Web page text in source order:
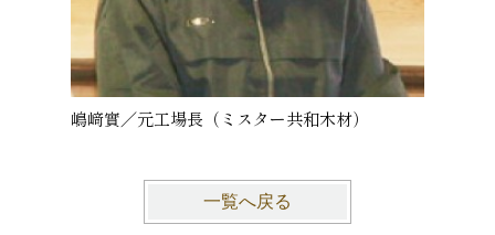
嶋﨑實／元工場長（ミスター共和木材）
一覧へ戻る